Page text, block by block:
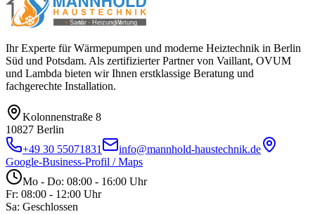
Ihr Experte für Wärmepumpen und moderne Heiztechnik in Berlin
Süd und Potsdam. Als zertifizierter Partner von Vaillant, OVUM
und Lambda bieten wir Ihnen erstklassige Beratung und
fachgerechte Installation.
Kolonnenstraße 8
10827 Berlin
+49 30 55071831
info@mannhold-haustechnik.de
Google-Business-Profil / Maps
Mo - Do: 08:00 - 16:00 Uhr
Fr: 08:00 - 12:00 Uhr
Sa: Geschlossen